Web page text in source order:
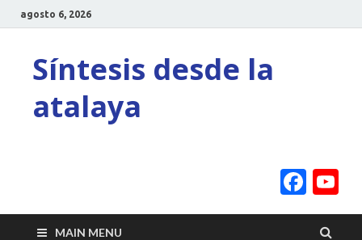
agosto 6, 2026
Síntesis desde la
atalaya
MAIN MENU